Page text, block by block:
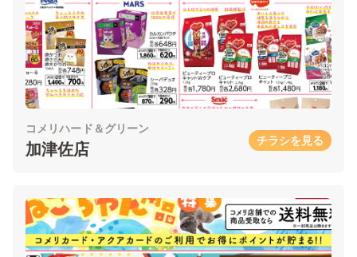
コメリハード＆グリーン
加津佐店 チラシを見る